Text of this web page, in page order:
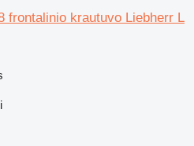
frontalinio krautuvo Liebherr L